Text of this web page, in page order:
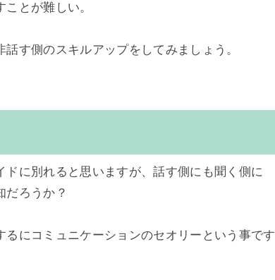
とが難しい。
す側のスキルアップをしてみましょう。
に別れると思いますが、話す側にも聞く側に
だろうか？
にコミュニケーションのセオリーという事です